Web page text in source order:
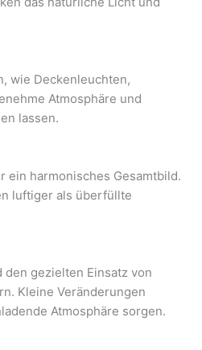
wie Deckenleuchten,
Atmosphäre und
lassen.
ein harmonisches Gesamtbild.
luftiger als überfüllte
gezielten Einsatz von
Kleine Veränderungen
Atmosphäre sorgen.